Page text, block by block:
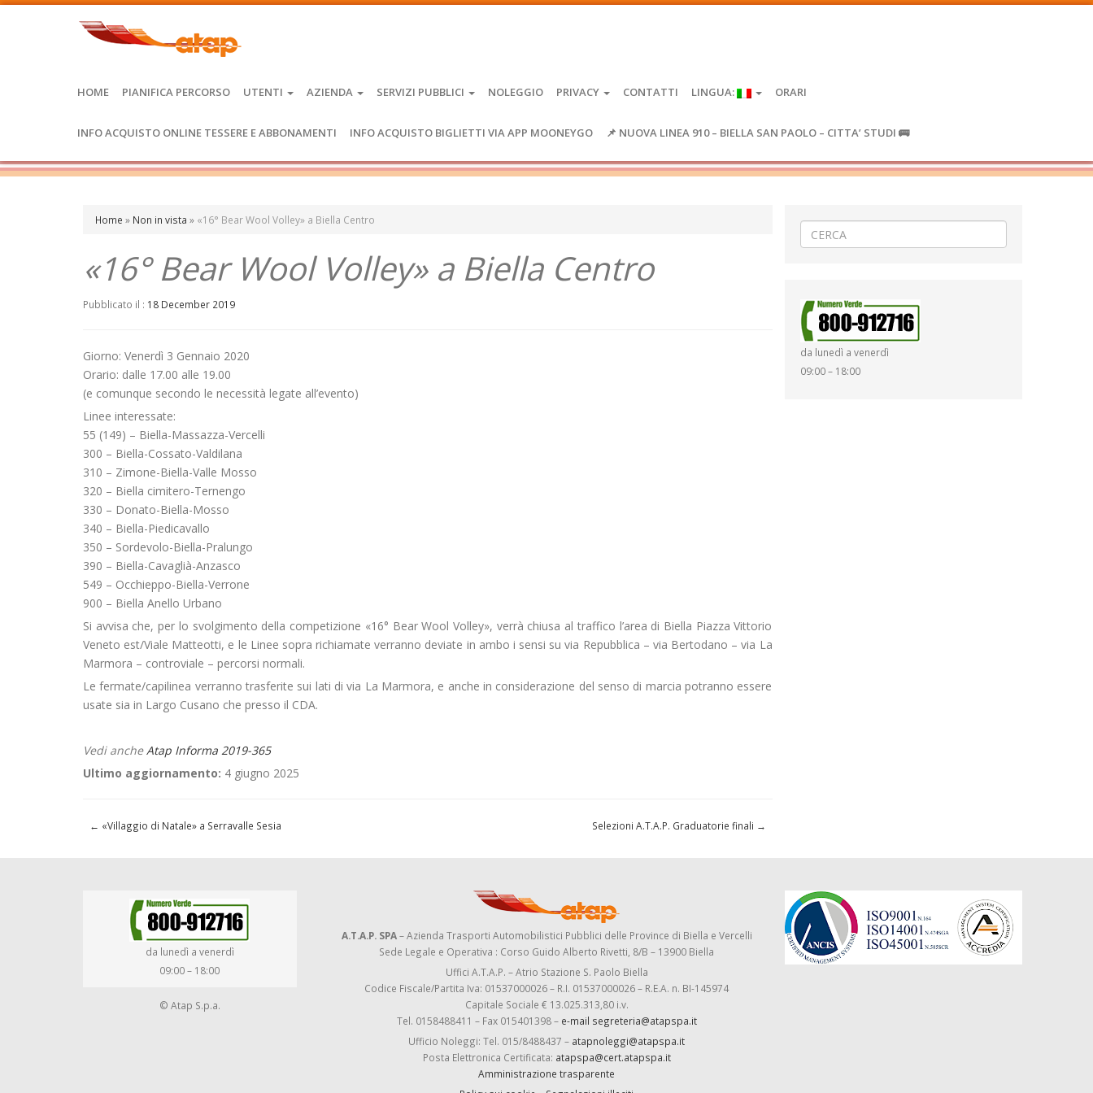
HOME PIANIFICA PERCORSO UTENTI AZIENDA SERVIZI PUBBLICI NOLEGGIO PRIVACY CONTATTI LINGUA: ORARI
INFO ACQUISTO ONLINE TESSERE E ABBONAMENTI INFO ACQUISTO BIGLIETTI VIA APP MOONEYGO 📌 NUOVA LINEA 910 – BIELLA SAN PAOLO – CITTA’ STUDI 🚌
Home » Non in vista » «16° Bear Wool Volley» a Biella Centro
«16° Bear Wool Volley» a Biella Centro
Pubblicato il : 18 December 2019
Giorno: Venerdì 3 Gennaio 2020
Orario: dalle 17.00 alle 19.00
(e comunque secondo le necessità legate all’evento)
Linee interessate:
55 (149) – Biella-Massazza-Vercelli
300 – Biella-Cossato-Valdilana
310 – Zimone-Biella-Valle Mosso
320 – Biella cimitero-Ternengo
330 – Donato-Biella-Mosso
340 – Biella-Piedicavallo
350 – Sordevolo-Biella-Pralungo
390 – Biella-Cavaglià-Anzasco
549 – Occhieppo-Biella-Verrone
900 – Biella Anello Urbano
Si avvisa che, per lo svolgimento della competizione «16° Bear Wool Volley», verrà chiusa al traffico l’area di Biella Piazza Vittorio
Veneto est/Viale Matteotti, e le Linee sopra richiamate verranno deviate in ambo i sensi su via Repubblica – via Bertodano – via La
Marmora – controviale – percorsi normali.
Le fermate/capilinea verranno trasferite sui lati di via La Marmora, e anche in considerazione del senso di marcia potranno essere
usate sia in Largo Cusano che presso il CDA.
Vedi ancheAtap Informa 2019-365
Ultimo aggiornamento: 4 giugno 2025
← «Villaggio di Natale» a Serravalle Sesia Selezioni A.T.A.P. Graduatorie finali →
da lunedì a venerdì
09:00 – 18:00
da lunedì a venerdì
09:00 – 18:00
© Atap S.p.a.
A.T.A.P. SPA– Azienda Trasporti Automobilistici Pubblici delle Province di Biella e Vercelli
Sede Legale e Operativa : Corso Guido Alberto Rivetti, 8/B – 13900 Biella
Uffici A.T.A.P. – Atrio Stazione S. Paolo Biella
Codice Fiscale/Partita Iva: 01537000026 – R.I. 01537000026 – R.E.A. n. BI-145974
Capitale Sociale € 13.025.313,80 i.v.
Tel. 0158488411 – Fax 015401398 – e-mail segreteria@atapspa.it
Ufficio Noleggi: Tel. 015/8488437 – atapnoleggi@atapspa.it
Posta Elettronica Certificata: atapspa@cert.atapspa.it
Amministrazione trasparente